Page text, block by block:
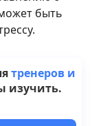
быть
тренеров и
изучить.